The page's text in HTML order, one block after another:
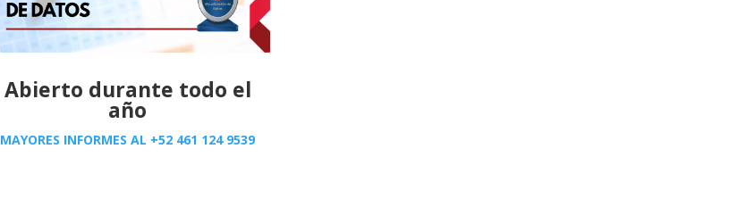
Abierto durante todo el
año
MAYORES INFORMES AL +52 461 124 9539